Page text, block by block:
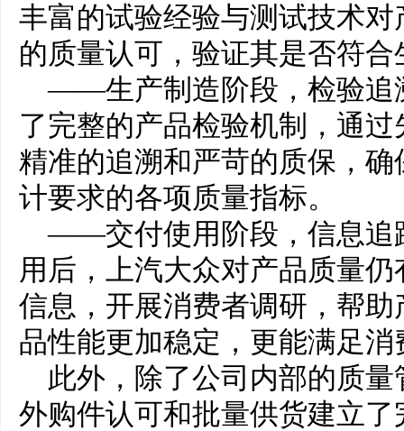
丰富的试验经验与测试技术
的质量认可，验证其是否符合
——生产制造阶段，检验追
了完整的产品检验机制，通
精准的追溯和严苛的质保，
计要求的各项质量指标。
——交付使用阶段，信息追
用后，上汽大众对产品质量
信息，开展消费者调研，帮
品性能更加稳定，更能满足
此外，除了公司内部的质
外购件认可和批量供货建立